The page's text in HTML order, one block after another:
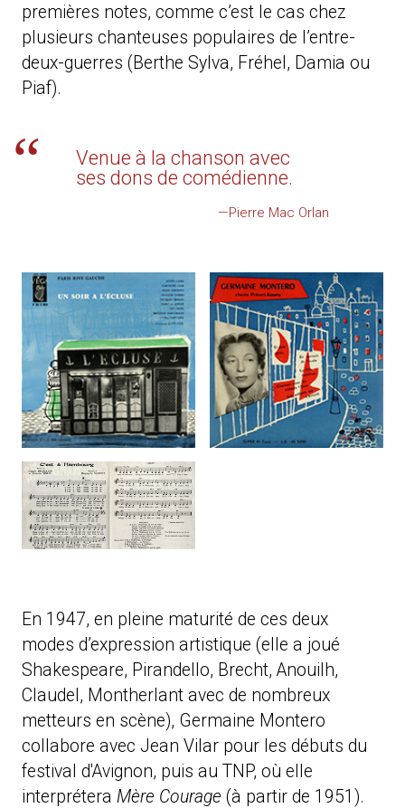
premières notes, comme c’est le cas chez
plusieurs chanteuses populaires de l’entre-
deux-guerres (Berthe Sylva, Fréhel, Damia ou
Piaf).
Venue à la chanson avec
ses dons de comédienne.
—Pierre Mac Orlan
En 1947, en pleine maturité de ces deux
modes d’expression artistique (elle a joué
Shakespeare, Pirandello, Brecht, Anouilh,
Claudel, Montherlant avec de nombreux
metteurs en scène), Germaine Montero
collabore avec Jean Vilar pour les débuts du
festival d'Avignon, puis au TNP, où elle
interprétera Mère Courage (à partir de 1951).